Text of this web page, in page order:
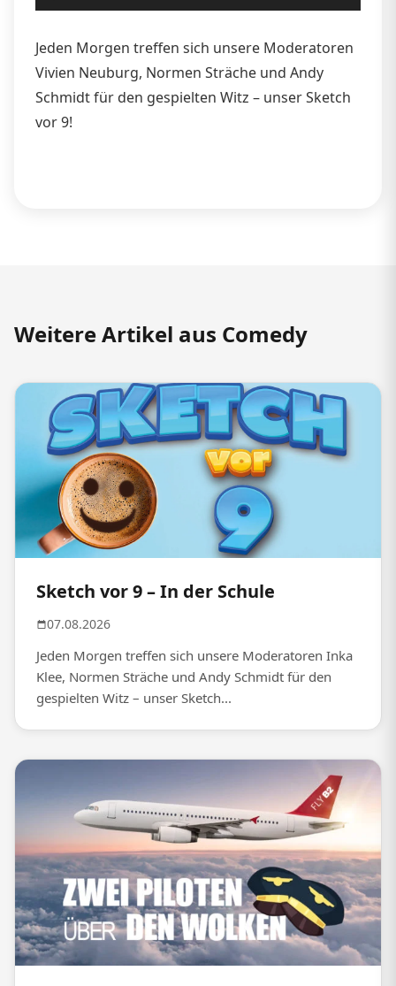
Player
Jeden Morgen treffen sich unsere Moderatoren
Vivien Neuburg, Normen Sträche und Andy
Schmidt für den gespielten Witz – unser Sketch
vor 9!
Weitere Artikel aus Comedy
Sketch vor 9 – In der Schule
07.08.2026
Jeden Morgen treffen sich unsere Moderatoren Inka
Klee, Normen Sträche und Andy Schmidt für den
gespielten Witz – unser Sketch...